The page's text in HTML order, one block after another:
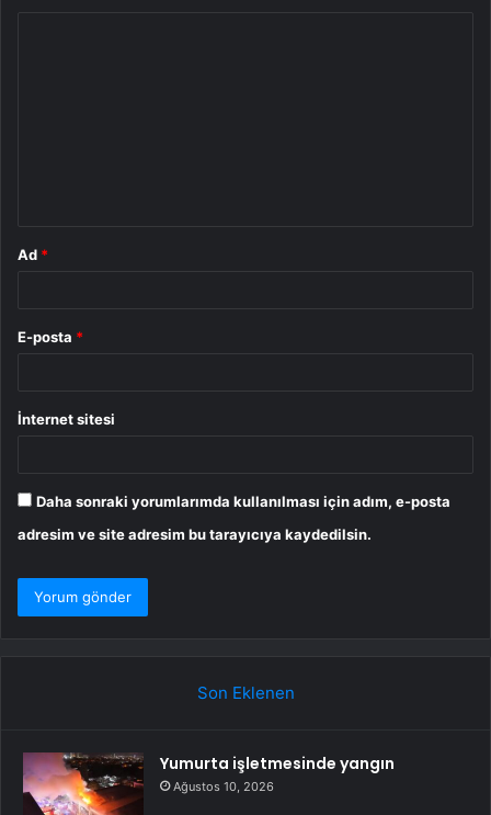
Ad *
E-posta *
İnternet sitesi
Daha sonraki yorumlarımda kullanılması için adım, e-posta
adresim ve site adresim bu tarayıcıya kaydedilsin.
Son Eklenen
Yumurta işletmesinde yangın
Ağustos 10, 2026